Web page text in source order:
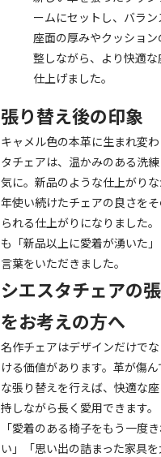
ームにセットし、バラン
座面の厚みやクッショ
整しながら、より快適
仕上げました。
張り替え後の印象
キャメル色の本革に生まれ変
タチェアは、温かみのある洗
気に。新品のような仕上がり
年使い続けたチェアの良さを
られる仕上がりになりました
も「新品以上に愛着が湧いた
言葉をいただきました。
シエスタチェアの
をお考えの方へ
名作チェアはデザインだけで
ける価値があります。革が傷
な張り替えを行えば、快適な
持しながら長く愛用できます。
「愛着のある椅子をもう一度
い」「思い出の詰まった家具